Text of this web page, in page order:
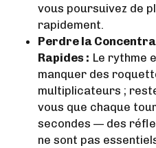
vous poursuivez de
rapidement.
Perdre la
Rapides : Le rythme
manquer des
multiplicateurs ;
vous que chaque
secondes — des
ne sont pas